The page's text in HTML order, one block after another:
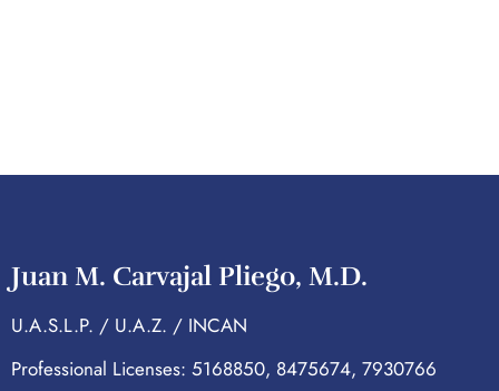
Juan M. Carvajal Pliego, M.D.
U.A.S.L.P. / U.A.Z. / INCAN
Professional Licenses: 5168850, 8475674, 7930766